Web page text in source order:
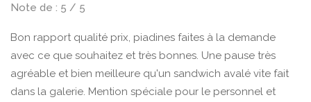
Note de : 5 / 5
Bon rapport qualité prix, piadines faites à la demande
avec ce que souhaitez et très bonnes. Une pause très
agréable et bien meilleure qu'un sandwich avalé vite fait
dans la galerie. Mention spéciale pour le personnel et